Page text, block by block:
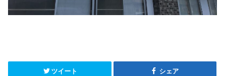
ツイート シェア